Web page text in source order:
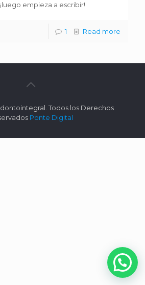
empieza a escribir!
1 Read more
Todos los Derechos
Ponte Digital